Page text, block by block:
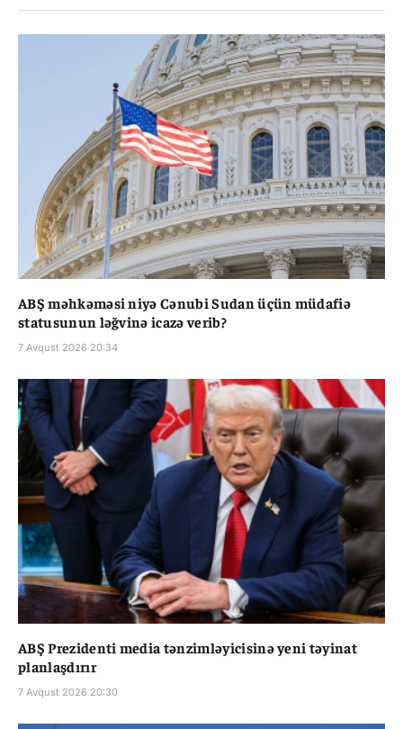
ABŞ məhkəməsi niyə Cənubi Sudan üçün müdafiə
statusunun ləğvinə icazə verib?
7 Avqust 2026 20:34
ABŞ Prezidenti media tənzimləyicisinə yeni təyinat
planlaşdırır
7 Avqust 2026 20:30